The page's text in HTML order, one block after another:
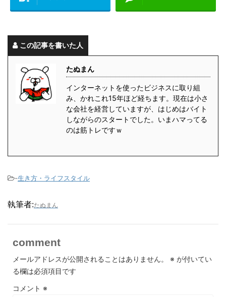
この記事を書いた人
たぬまん
インターネットを使ったビジネスに取り組
み、かれこれ15年ほど経ちます。現在は小さ
な会社を経営していますが、はじめはバイト
しながらのスタートでした。いまハマってる
のは筋トレですｗ
-生き方・ライフスタイル
執筆者:たぬまん
comment
メールアドレスが公開されることはありません。 ※ が付いてい
る欄は必須項目です
コメント ※